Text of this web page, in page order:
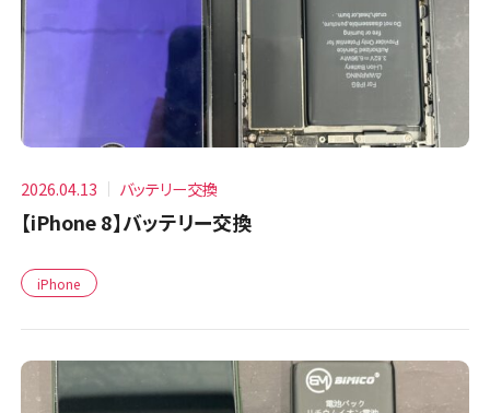
2026.04.13 バッテリー交換
【iPhone 8】バッテリー交換
iPhone